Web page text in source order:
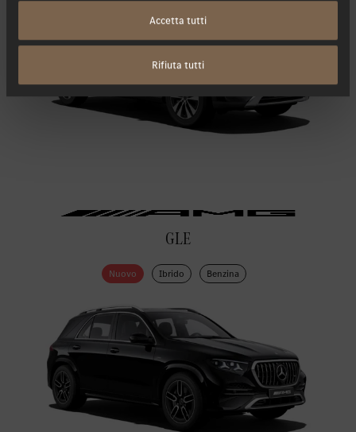
Accetta tutti
Rifiuta tutti
GLE
Nuovo Ibrido Benzina